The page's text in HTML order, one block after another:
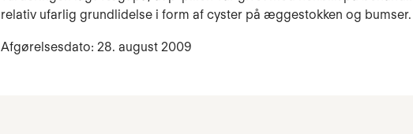
relativ ufarlig grundlidelse i form af cyster på æggestokken og bumser.
Afgørelsesdato: 28. august 2009